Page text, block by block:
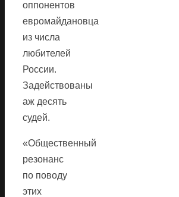
оппонентов
евромайдановца
из числа
любителей
России.
Задействованы
аж десять
судей.
«Общественный
резонанс
по поводу
этих